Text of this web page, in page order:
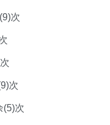
次
次
(5)次